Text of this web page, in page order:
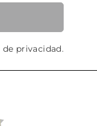
privacidad.